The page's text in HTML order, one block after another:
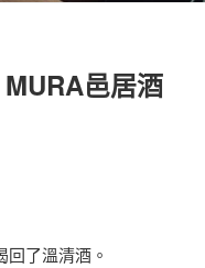
邑居酒
了溫清酒。